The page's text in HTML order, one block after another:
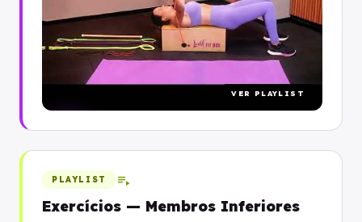
play_circle
VER PLAYLIST
PLAYLIST playlist_play
Exercícios — Membros Inferiores